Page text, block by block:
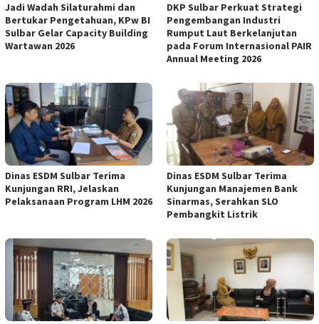
Jadi Wadah Silaturahmi dan
Bertukar Pengetahuan, KPw BI
Sulbar Gelar Capacity Building
Wartawan 2026
DKP Sulbar Perkuat Strategi
Pengembangan Industri
Rumput Laut Berkelanjutan
pada Forum Internasional PAIR
Annual Meeting 2026
Dinas ESDM Sulbar Terima
Kunjungan RRI, Jelaskan
Pelaksanaan Program LHM 2026
Dinas ESDM Sulbar Terima
Kunjungan Manajemen Bank
Sinarmas, Serahkan SLO
Pembangkit Listrik